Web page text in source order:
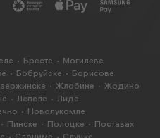
Бресте
Могилёве
Бобруйске
Борисове
Жлобине
Жодино
Лепеле
Лиде
Новолукомле
Пинске Полоцке
Поставах